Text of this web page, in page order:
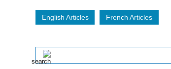
English Articles French Articles